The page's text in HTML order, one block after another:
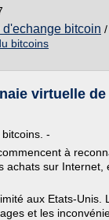
d'echange bitcoin /
bitcoins
virtuelle
-
à
achats sur
aux Etats-
et les